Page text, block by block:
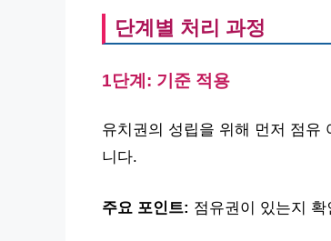
단계별 처리 과정
1단계: 기준 적용
유치권의 성립을 위해 먼저 점유
니다.
주요 포인트: 점유권이 있는지 확